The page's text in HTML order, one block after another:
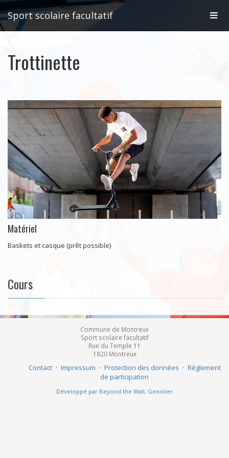
Sport scolaire facultatif
Trottinette
Matériel
Baskets et casque (prêt possible)
Cours
Commune de Montreux
Sport scolaire facultatif
Rue du Temple 11
1820 Montreux
Contact · Impressum · Protection des données · Règlement
de participation
Développé par Beyond the Wall, Genolier